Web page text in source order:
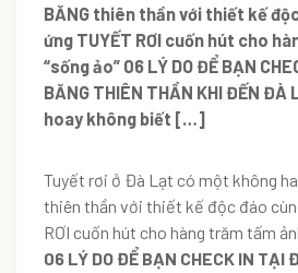
BĂNG thiên thần với thiết kế
ứng TUYẾT RƠI cuốn hút cho
“sống ảo” 06 LÝ DO ĐỂ BẠN
BĂNG THIÊN THẦN KHI ĐẾN
hoay không biết […]
Tuyết rơi ở Đà Lạt có một không
thiên thần với thiết kế độc đáo
RƠI cuốn hút cho hàng trăm tấm
06 LÝ DO ĐỂ BẠN CHECK IN TẠI